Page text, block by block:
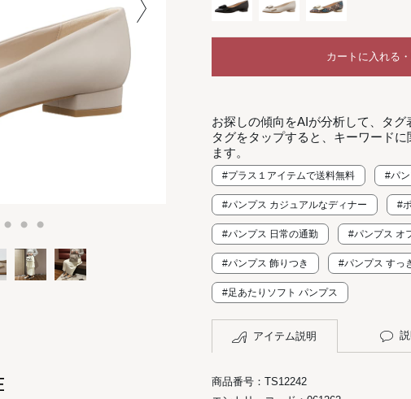
カートに入れる
お探しの傾向をAIが分析して、タグ
タグをタップすると、キーワード
ます。
#プラス１アイテムで送料無料 #パ
#パンプス カジュアルなディナー #
#パンプス 日常の通勤 #パンプス オ
#パンプス 飾りつき #パンプス すっ
#足あたりソフト パンプス
アイテム説明
商品番号：TS12242